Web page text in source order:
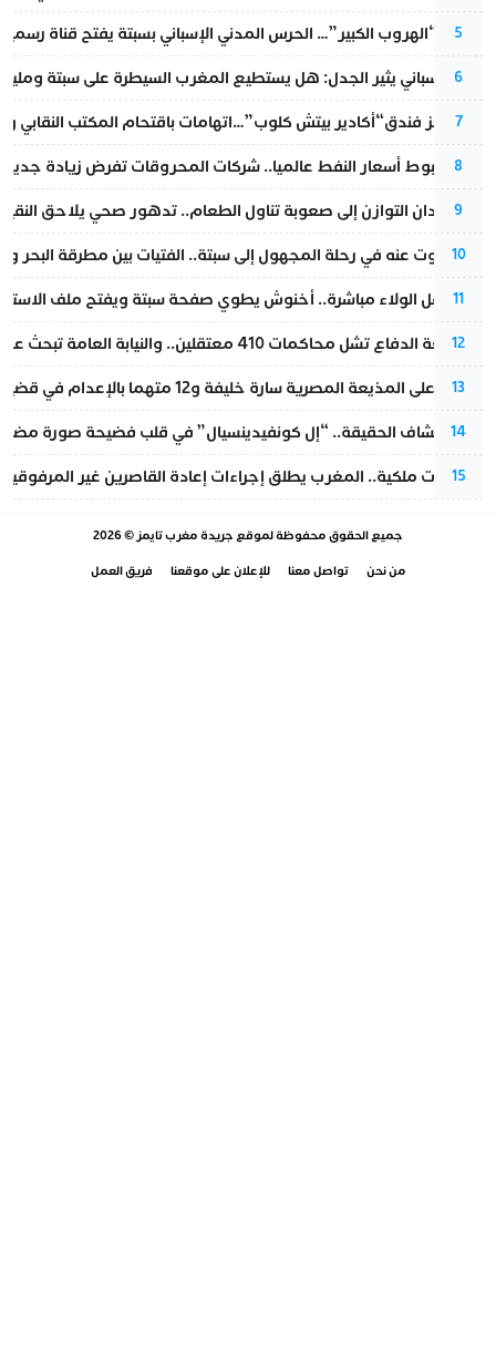
5
عملية “الهروب الكبير”… الحرس المدني الإسباني بسبتة يفتح قناة
6
تقرير إسباني يثير الجدل: هل يستطيع المغرب السيطرة على سبتة
7
أزمة تهز فندق“أكادير بيتش كلوب”…اتهامات باقتحام المكتب النقابي
8
رغم هبوط أسعار النفط عالميا.. شركات المحروقات تفرض زيادة
9
من فقدان التوازن إلى صعوبة تناول الطعام.. تدهور صحي يلاحق النقيب
10
المسكوت عنه في رحلة المجهول إلى سبتة.. الفتيات بين مطرقة البحر
11
بعد حفل الولاء مباشرة.. أخنوش يطوي صفحة سبتة ويفتح ملف
12
مقاطعة الدفاع تشل محاكمات 410 معتقلين.. والنيابة العامة تبحث عن حل قانوني
13
الحكم على المذيعة المصرية سارة خليفة و12 متهما بالإعدام في قضية هزت بلاد الفراعنة
14
بعد انكشاف الحقيقة.. “إل كونفيدينسيال” في قلب فضيحة صورة
15
بتعليمات ملكية.. المغرب يطلق إجراءات إعادة القاصرين غير
جميع الحقوق محفوظة لموقع جريدة مغرب تايمز © 2026
من نحن تواصل معنا للإعلان على موقعنا فريق العمل